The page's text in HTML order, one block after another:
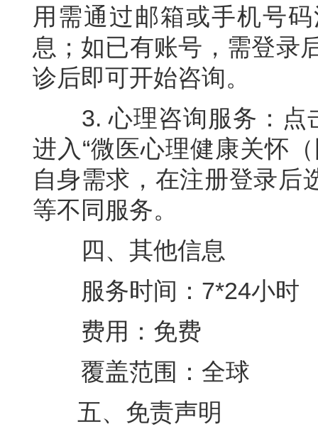
用需通过邮箱或手机号
息；如已有账号，需登录
诊后即可开始咨询。
3. 心理咨询服务：点
进入“微医心理健康关怀
自身需求，在注册登录后
等不同服务。
四、其他信息
服务时间：7*24小时
费用：免费
覆盖范围：全球
五、 免责声明